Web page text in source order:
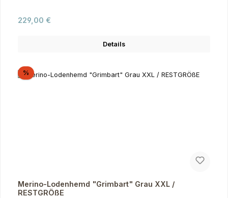
Regulärer Preis:
229,00 €
Details
%Rabatt
Merino-Lodenhemd "Grimbart" Grau XXL /
RESTGRÖßE